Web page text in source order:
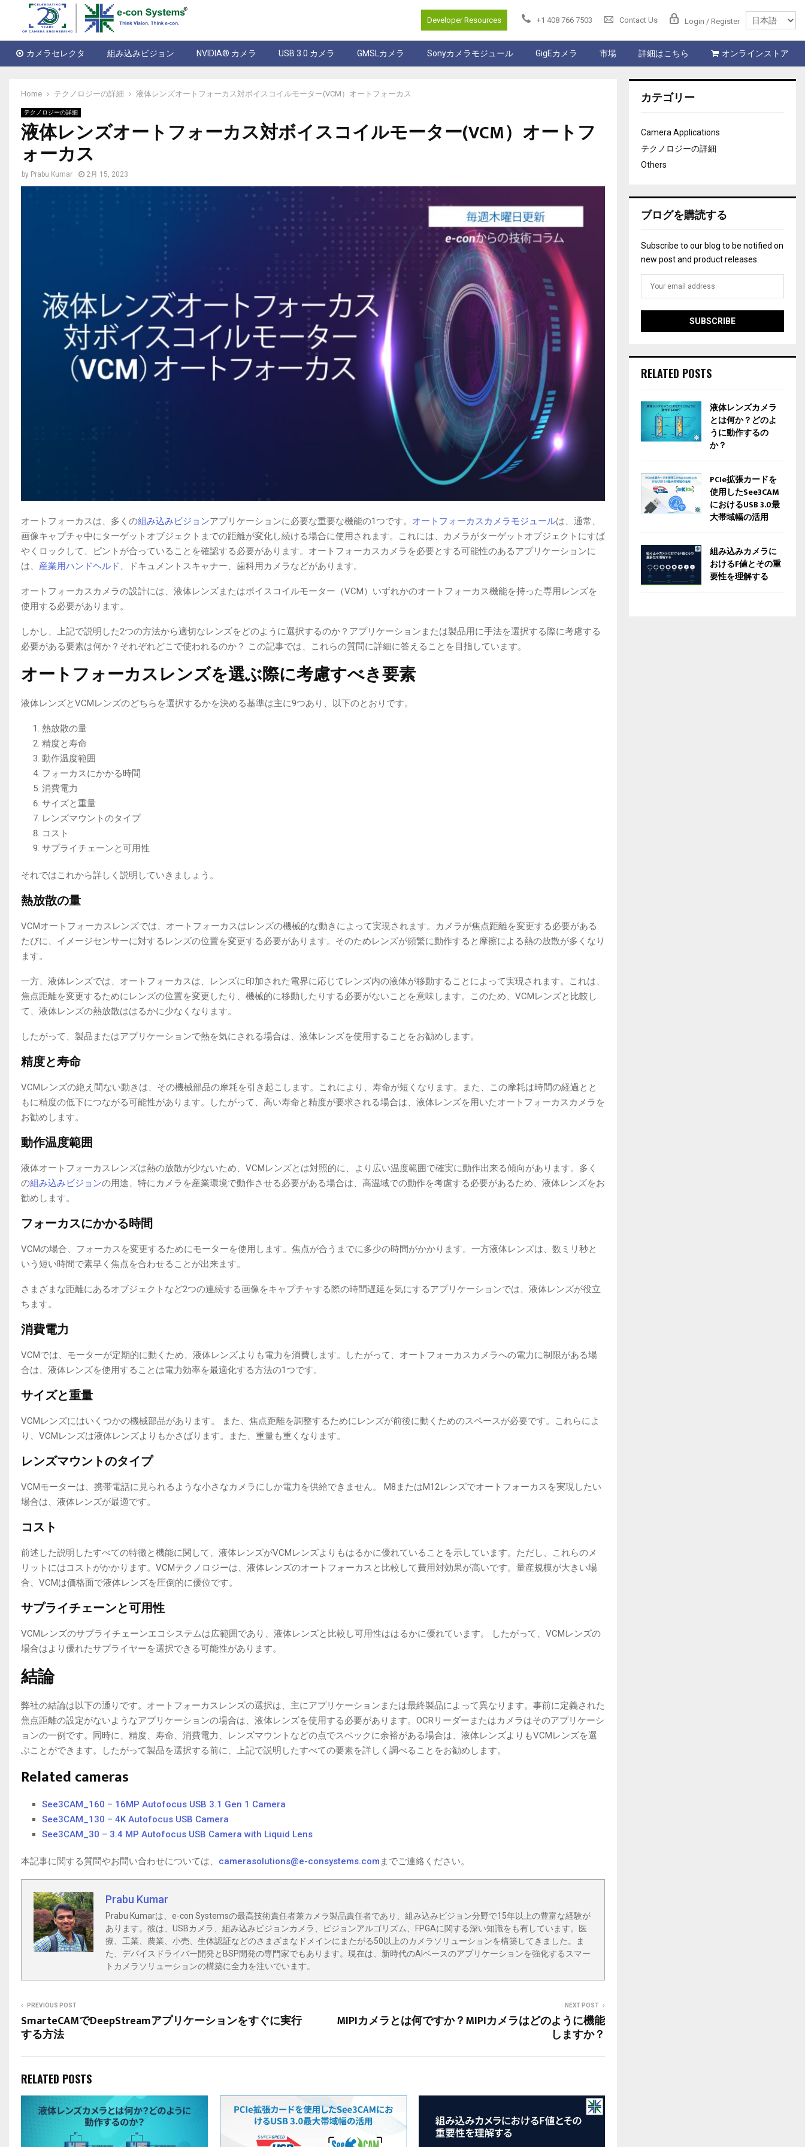
Developer Resources +1 408 766 7503 Contact Us Login / Register
カメラセレクタ 組み込みビジョン NVIDIA® カメラ USB 3.0 カメラ GMSLカメラ Sonyカメラモジュール GigEカメラ 市場 詳細はこちら オンラインストア
Home テクノロジーの詳細 液体レンズオートフォーカス対ボイスコイルモーター(VCM）オートフォーカス
テクノロジーの詳細
液体レンズオートフォーカス対ボイスコイルモーター(VCM）オートフ
ォーカス
by Prabu Kumar 2月 15, 2023
オートフォーカスは、多くの組み込みビジョンアプリケーションに必要な重要な機能の1つです。 オートフォーカスカメラモジュールは、通常、
画像キャプチャ中にターゲットオブジェクトまでの距離が変化し続ける場合に使用されます。これには、カメラがターゲットオブジェクトにすば
やくロックして、ピントが合っていることを確認する必要があります。オートフォーカスカメラを必要とする可能性のあるアプリケーションに
は、 産業用ハンドヘルド 、ドキュメントスキャナー、歯科用カメラなどがあります。
オートフォーカスカメラの設計には、液体レンズまたはボイスコイルモーター（VCM）いずれかのオートフォーカス機能を持った専用レンズを
使用する必要があります。
しかし、上記で説明した2つの方法から適切なレンズをどのように選択するのか？アプリケーションまたは製品用に手法を選択する際に考慮する
必要がある要素は何か？それぞれどこで使われるのか？ この記事では、これらの質問に詳細に答えることを目指しています。
オートフォーカスレンズを選ぶ際に考慮すべき要素
液体レンズとVCMレンズのどちらを選択するかを決める基準は主に9つあり、以下のとおりです。
熱放散の量
精度と寿命
動作温度範囲
フォーカスにかかる時間
消費電力
サイズと重量
レンズマウントのタイプ
コスト
サプライチェーンと可用性
それではこれから詳しく説明していきましょう。
熱放散の量
VCMオートフォーカスレンズでは、オートフォーカスはレンズの機械的な動きによって実現されます。カメラが焦点距離を変更する必要がある
たびに、イメージセンサーに対するレンズの位置を変更する必要があります。そのためレンズが頻繁に動作すると摩擦による熱の放散が多くなり
ます。
一方、液体レンズでは、オートフォーカスは、レンズに印加された電界に応じてレンズ内の液体が移動することによって実現されます。これは、
焦点距離を変更するためにレンズの位置を変更したり、機械的に移動したりする必要がないことを意味します。このため、VCMレンズと比較し
て、液体レンズの熱放散ははるかに少なくなります。
したがって、製品またはアプリケーションで熱を気にされる場合は、液体レンズを使用することをお勧めします。
精度と寿命
VCMレンズの絶え間ない動きは、その機械部品の摩耗を引き起こします。これにより、寿命が短くなります。また、この摩耗は時間の経過とと
もに精度の低下につながる可能性があります。したがって、高い寿命と精度が要求される場合は、液体レンズを用いたオートフォーカスカメラを
お勧めします。
動作温度範囲
液体オートフォーカスレンズは熱の放散が少ないため、VCMレンズとは対照的に、より広い温度範囲で確実に動作出来る傾向があります。多く
の組み込みビジョンの用途、特にカメラを産業環境で動作させる必要がある場合は、高温域での動作を考慮する必要があるため、液体レンズをお
勧めします。
フォーカスにかかる時間
VCMの場合、フォーカスを変更するためにモーターを使用します。焦点が合うまでに多少の時間がかかります。一方液体レンズは、数ミリ秒と
いう短い時間で素早く焦点を合わせることが出来ます。
さまざまな距離にあるオブジェクトなど2つの連続する画像をキャプチャする際の時間遅延を気にするアプリケーションでは、液体レンズが役立
ちます。
消費電力
VCMでは、モーターが定期的に動くため、液体レンズよりも電力を消費します。したがって、オートフォーカスカメラへの電力に制限がある場
合は、液体レンズを使用することは電力効率を最適化する方法の1つです。
サイズと重量
VCMレンズにはいくつかの機械部品があります。 また、焦点距離を調整するためにレンズが前後に動くためのスペースが必要です。これらによ
り、VCMレンズは液体レンズよりもかさばります。また、重量も重くなります。
レンズマウントのタイプ
VCMモーターは、携帯電話に見られるような小さなカメラにしか電力を供給できません。 M8またはM12レンズでオートフォーカスを実現したい
場合は、液体レンズが最適です。
コスト
前述した説明したすべての特徴と機能に関して、液体レンズがVCMレンズよりもはるかに優れていることを示しています。ただし、これらのメ
リットにはコストがかかります。VCMテクノロジーは、液体レンズのオートフォーカスと比較して費用対効果が高いです。量産規模が大きい場
合、VCMは価格面で液体レンズを圧倒的に優位です。
サプライチェーンと可用性
VCMレンズのサプライチェーンエコシステムは広範囲であり、液体レンズと比較し可用性ははるかに優れています。 したがって、VCMレンズの
場合はより優れたサプライヤーを選択できる可能性があります。
結論
弊社の結論は以下の通りです。オートフォーカスレンズの選択は、主にアプリケーションまたは最終製品によって異なります。事前に定義された
焦点距離の設定がないようなアプリケーションの場合は、液体レンズを使用する必要があります。OCRリーダーまたはカメラはそのアプリケーシ
ョンの一例です。同時に、精度、寿命、消費電力、レンズマウントなどの点でスペックに余裕がある場合は、液体レンズよりもVCMレンズを選
ぶことができます。したがって製品を選択する前に、上記で説明したすべての要素を詳しく調べることをお勧めします。
Related cameras
See3CAM_160 – 16MP Autofocus USB 3.1 Gen 1 Camera
See3CAM_130 – 4K Autofocus USB Camera
See3CAM_30 – 3.4 MP Autofocus USB Camera with Liquid Lens
本記事に関する質問やお問い合わせについては、 camerasolutions@e-consystems.com までご連絡ください。
Prabu Kumar
Prabu Kumarは、e-con Systemsの最高技術責任者兼カメラ製品責任者であり、組み込みビジョン分野で15年以上の豊富な経験が
あります。彼は、USBカメラ、組み込みビジョンカメラ、ビジョンアルゴリズム、FPGAに関する深い知識をも有しています。医
療、工業、農業、小売、生体認証などのさまざまなドメインにまたがる50以上のカメラソリューションを構築してきました。ま
た、デバイスドライバー開発とBSP開発の専門家でもあります。現在は、新時代のAIベースのアプリケーションを強化するスマー
トカメラソリューションの構築に全力を注いでいます。
PREVIOUS POST
SmarteCAMでDeepStreamアプリケーションをすぐに実行
する方法
NEXT POST
MIPIカメラとは何ですか？MIPIカメラはどのように機能
しますか？
RELATED POSTS
カテゴリー
Camera Applications
テクノロジーの詳細
Others
ブログを購読する
Subscribe to our blog to be notified on
new post and product releases.
RELATED POSTS
液体レンズカメラ
とは何か？どのよ
うに動作するの
か？
PCIe拡張カードを
使用したSee3CAM
におけるUSB 3.0最
大帯域幅の活用
組み込みカメラに
おけるF値とその重
要性を理解する